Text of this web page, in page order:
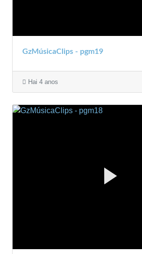
GzMúsicaClips - pgm19
Hai 4 anos